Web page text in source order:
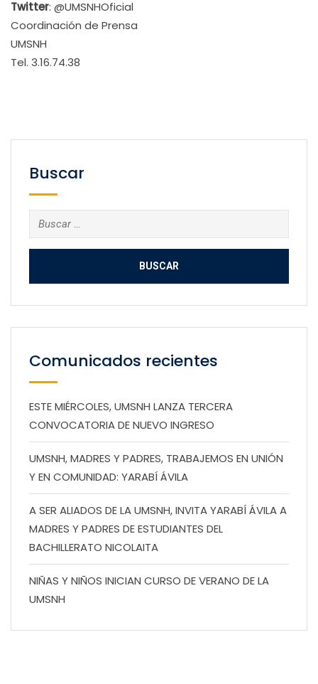
Twitter: @UMSNHOficial
Coordinación de Prensa
UMSNH
Tel. 3.16.74.38
Buscar
Buscar:
Comunicados recientes
ESTE MIÉRCOLES, UMSNH LANZA TERCERA
CONVOCATORIA DE NUEVO INGRESO
UMSNH, MADRES Y PADRES, TRABAJEMOS EN UNIÓN
Y EN COMUNIDAD: YARABÍ ÁVILA
A SER ALIADOS DE LA UMSNH, INVITA YARABÍ ÁVILA A
MADRES Y PADRES DE ESTUDIANTES DEL
BACHILLERATO NICOLAITA
NIÑAS Y NIÑOS INICIAN CURSO DE VERANO DE LA
UMSNH